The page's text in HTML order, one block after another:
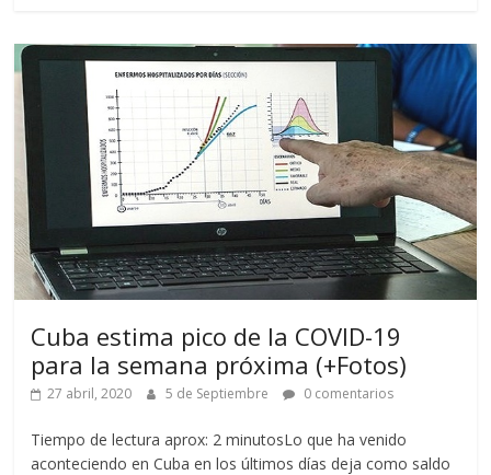
Cuba estima pico de la COVID-19
para la semana próxima (+Fotos)
27 abril, 2020 5 de Septiembre 0 comentarios
Tiempo de lectura aprox: 2 minutosLo que ha venido
aconteciendo en Cuba en los últimos días deja como saldo